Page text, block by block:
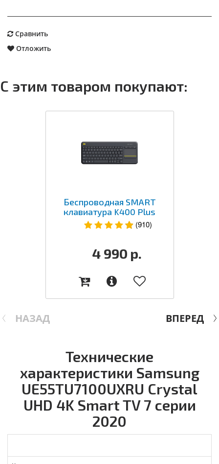
Сравнить
Отложить
С этим товаром покупают:
НАЗАД
Беспроводная SMART
клавиатура K400 Plus
(910)
4 990 р.
ВПЕРЕД
Технические
характеристики Samsung
UE55TU7100UXRU Crystal
UHD 4K Smart TV 7 серии
2020